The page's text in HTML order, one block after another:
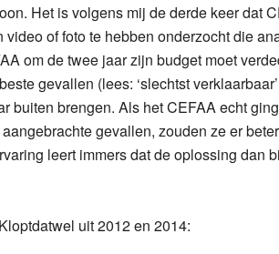
Het is volgens mij de derde keer dat
of foto te hebben onderzocht die
om de twee jaar zijn budget moet
gevallen (lees: ‘slechtst
buiten brengen. Als het CEFAA echt
gevallen, zouden ze er
leert immers dat de oplossing dan
uit 2012 en 2014: